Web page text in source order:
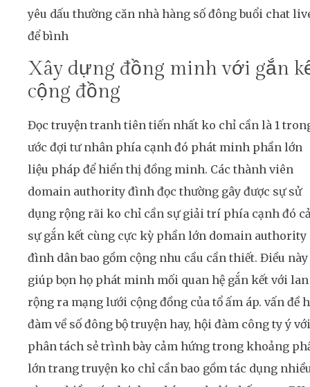
yêu dấu thường căn nhà hàng số đông buổi chat
để bình
Xây dựng đồng minh với gắn
cộng đồng
Đọc truyện tranh tiên tiến nhất ko chỉ cần là 1
ước đợi tư nhân phía cạnh đó phát minh phần lớn
liệu pháp để hiển thị đồng minh. Các thành viên
domain authority đình đọc thường gây được sự sử
dụng rộng rãi ko chỉ cần sự giải trí phía cạnh đó
sự gắn kết cùng cực kỳ phần lớn domain authority
đình dân bao gồm cộng nhu cầu cần thiết. Điều này
giúp bọn họ phát minh mối quan hệ gắn kết với lan
rộng ra mạng lưới cộng đồng của tổ ấm áp. vấn đề
đàm về số đông bộ truyện hay, hội đàm công ty ý với
phân tách sẻ trình bày cảm hứng trong khoảng
lớn trang truyện ko chỉ cần bao gồm tác dụng